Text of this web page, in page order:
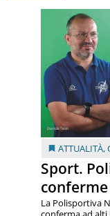
ATTUALITÀ,
Sport.
La Polisportiva